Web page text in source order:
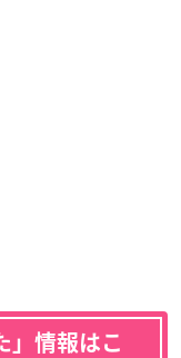
」情報はこ